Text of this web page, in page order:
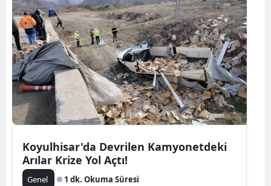
Koyulhisar'da Devrilen Kamyonetdeki
Arılar Krize Yol Açtı!
Genel 1 dk. Okuma Süresi